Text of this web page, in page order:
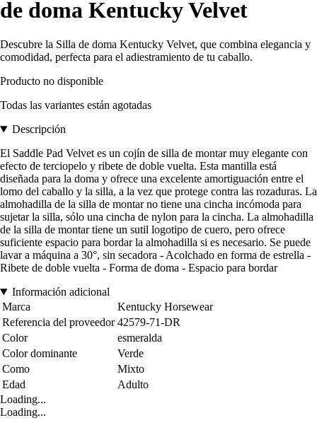
de doma Kentucky Velvet
Descubre la Silla de doma Kentucky Velvet, que combina elegancia y
comodidad, perfecta para el adiestramiento de tu caballo.
Producto no disponible
Todas las variantes están agotadas
Descripción
El Saddle Pad Velvet es un cojín de silla de montar muy elegante con
efecto de terciopelo y ribete de doble vuelta. Esta mantilla está
diseñada para la doma y ofrece una excelente amortiguación entre el
lomo del caballo y la silla, a la vez que protege contra las rozaduras. La
almohadilla de la silla de montar no tiene una cincha incómoda para
sujetar la silla, sólo una cincha de nylon para la cincha. La almohadilla
de la silla de montar tiene un sutil logotipo de cuero, pero ofrece
suficiente espacio para bordar la almohadilla si es necesario. Se puede
lavar a máquina a 30°, sin secadora - Acolchado en forma de estrella -
Ribete de doble vuelta - Forma de doma - Espacio para bordar
Información adicional
Marca
Kentucky Horsewear
Referencia del proveedor 42579-71-DR
Color
esmeralda
Color dominante
Verde
Como
Mixto
Edad
Adulto
Loading...
Loading...